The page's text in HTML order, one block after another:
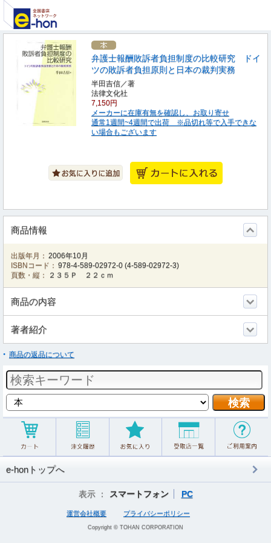
弁護士報酬敗訴者負担制度の比較研究 ドイ
ツの敗訴者負担原則と日本の裁判実務
半田吉信／著
法律文化社
7,150円
メーカーに在庫有無を確認し、お取り寄せ
通常1週間~4週間で出荷 ※品切れ等で入手できな
い場合もございます
商品情報
出版年月： 2006年10月
ISBNコード： 978-4-589-02972-0 (4-589-02972-3)
頁数・縦：
２３５Ｐ ２２ｃｍ
商品の内容
著者紹介
商品の返品について
e-honトップへ
表示 ： スマートフォン PC
運営会社概要 プライバシーポリシー
Copyright © TOHAN CORPORATION